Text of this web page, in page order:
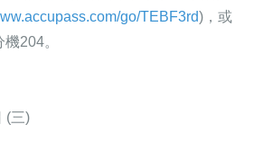
go/TEBF3rd)，或
204。
(三)